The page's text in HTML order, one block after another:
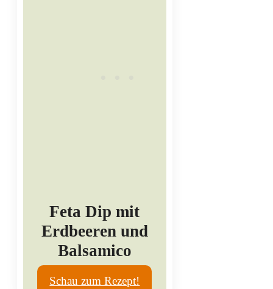
Feta Dip mit
Erdbeeren und
Balsamico
Schau zum Rezept!